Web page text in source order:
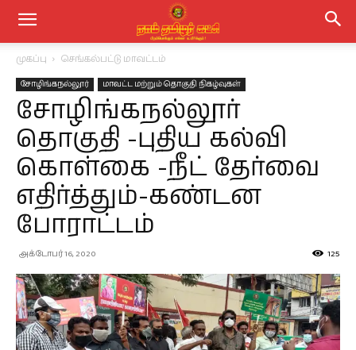
முகப்பு செங்கல்பட்டு மாவட்டம்
சோழிங்கநல்லூர் மாவட்ட மற்றும் தொகுதி நிகழ்வுகள்
சோழிங்கநல்லூர்
தொகுதி -புதிய கல்வி
கொள்கை -நீட் தேர்வை
எதிர்த்தும்-கண்டன
போராட்டம்
அக்டோபர் 16, 2020 125